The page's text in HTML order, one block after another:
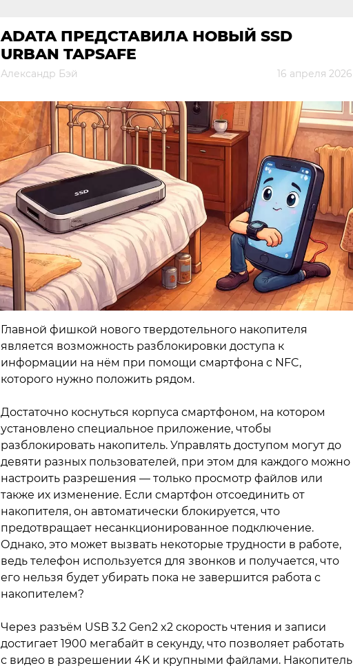
ADATA ПРЕДСТАВИЛА НОВЫЙ SSD
URBAN TAPSAFE
Александр Бэй 16 апреля 2026
Главной фишкой нового твердотельного накопителя
является возможность разблокировки доступа к
информации на нём при помощи смартфона с NFC,
которого нужно положить рядом.
Достаточно коснуться корпуса смартфоном, на котором
установлено специальное приложение, чтобы
разблокировать накопитель. Управлять доступом могут до
девяти разных пользователей, при этом для каждого можно
настроить разрешения — только просмотр файлов или
также их изменение. Если смартфон отсоединить от
накопителя, он автоматически блокируется, что
предотвращает несанкционированное подключение.
Однако, это может вызвать некоторые трудности в работе,
ведь телефон используется для звонков и получается, что
его нельзя будет убирать пока не завершится работа с
накопителем?
Через разъём USB 3.2 Gen2 x2 скорость чтения и записи
достигает 1900 мегабайт в секунду, что позволяет работать
с видео в разрешении 4K и крупными файлами. Накопитель